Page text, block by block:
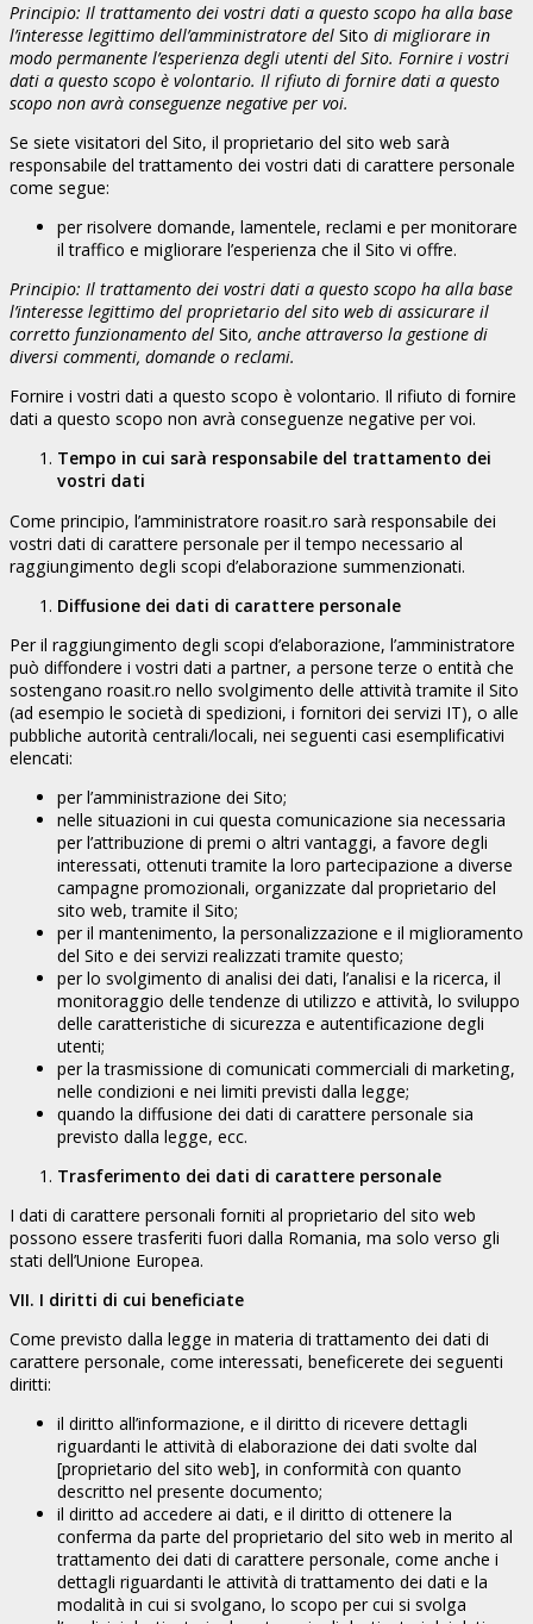
Principio: Il trattamento dei vostri dati a questo scopo ha alla base
l’interesse legittimo dell’amministratore del Sito di migliorare in
modo permanente l’esperienza degli utenti del Sito. Fornire i vostri
dati a questo scopo è volontario. Il rifiuto di fornire dati a questo
scopo non avrà conseguenze negative per voi.
Se siete visitatori del Sito, il proprietario del sito web sarà
responsabile del trattamento dei vostri dati di carattere personale
come segue:
per risolvere domande, lamentele, reclami e per monitorare
il traffico e migliorare l’esperienza che il Sito vi offre.
Principio: Il trattamento dei vostri dati a questo scopo ha alla base
l’interesse legittimo del proprietario del sito web di assicurare il
corretto funzionamento del Sito, anche attraverso la gestione di
diversi commenti, domande o reclami.
Fornire i vostri dati a questo scopo è volontario. Il rifiuto di fornire
dati a questo scopo non avrà conseguenze negative per voi.
Tempo in cui sarà responsabile del trattamento dei
vostri dati
Come principio, l’amministratore roasit.ro sarà responsabile dei
vostri dati di carattere personale per il tempo necessario al
raggiungimento degli scopi d’elaborazione summenzionati.
Diffusione dei dati di carattere personale
Per il raggiungimento degli scopi d’elaborazione, l’amministratore
può diffondere i vostri dati a partner, a persone terze o entità che
sostengano roasit.ro nello svolgimento delle attività tramite il Sito
(ad esempio le società di spedizioni, i fornitori dei servizi IT), o alle
pubbliche autorità centrali/locali, nei seguenti casi esemplificativi
elencati:
per l’amministrazione dei Sito;
nelle situazioni in cui questa comunicazione sia necessaria
per l’attribuzione di premi o altri vantaggi, a favore degli
interessati, ottenuti tramite la loro partecipazione a diverse
campagne promozionali, organizzate dal proprietario del
sito web, tramite il Sito;
per il mantenimento, la personalizzazione e il miglioramento
del Sito e dei servizi realizzati tramite questo;
per lo svolgimento di analisi dei dati, l’analisi e la ricerca, il
monitoraggio delle tendenze di utilizzo e attività, lo sviluppo
delle caratteristiche di sicurezza e autentificazione degli
utenti;
per la trasmissione di comunicati commerciali di marketing,
nelle condizioni e nei limiti previsti dalla legge;
quando la diffusione dei dati di carattere personale sia
previsto dalla legge, ecc.
Trasferimento dei dati di carattere personale
I dati di carattere personali forniti al proprietario del sito web
possono essere trasferiti fuori dalla Romania, ma solo verso gli
stati dell’Unione Europea.
VII. I diritti di cui beneficiate
Come previsto dalla legge in materia di trattamento dei dati di
carattere personale, come interessati, beneficerete dei seguenti
diritti:
il diritto all’informazione, e il diritto di ricevere dettagli
riguardanti le attività di elaborazione dei dati svolte dal
[proprietario del sito web], in conformità con quanto
descritto nel presente documento;
il diritto ad accedere ai dati, e il diritto di ottenere la
conferma da parte del proprietario del sito web in merito al
trattamento dei dati di carattere personale, come anche i
dettagli riguardanti le attività di trattamento dei dati e la
modalità in cui si svolgano, lo scopo per cui si svolga